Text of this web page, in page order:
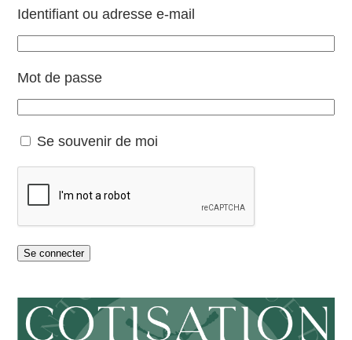
Identifiant ou adresse e-mail
Mot de passe
Se souvenir de moi
Se connecter